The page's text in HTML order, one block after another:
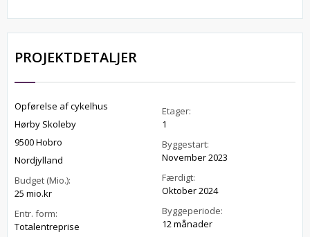
PROJEKTDETALJER
Opførelse af cykelhus
Hørby Skoleby
9500 Hobro
Nordjylland
Budget (Mio.):
25 mio.kr
Entr. form:
Totalentreprise
Etager:
1
Byggestart:
November 2023
Færdigt:
Oktober 2024
Byggeperiode:
12 månader